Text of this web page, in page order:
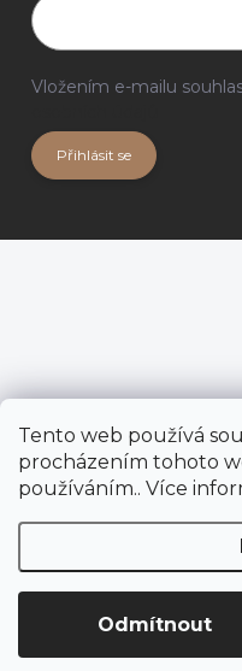
Tento web používá
procházením tohoto
používáním.. Více
Odmítnout
Vložením e-mailu
Přihlásit se